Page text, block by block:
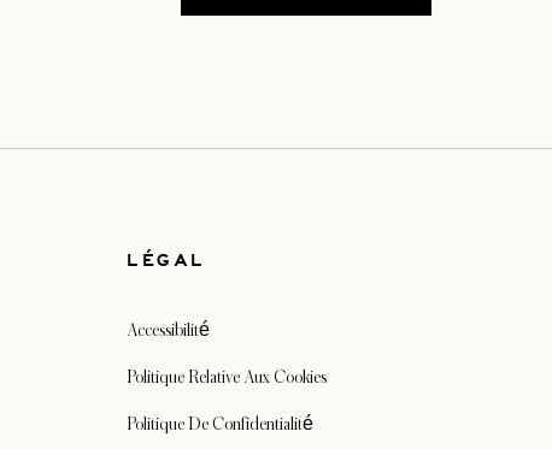
LÉGAL
Accessibilité
Politique Relative Aux Cookies
Politique De Confidentialité